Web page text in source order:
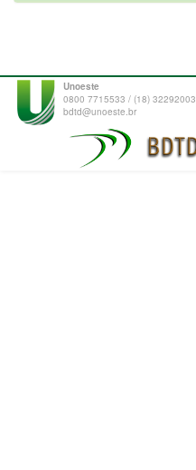
Unoeste
0800 7715533 / (18) 32292003
bdtd@unoeste.br